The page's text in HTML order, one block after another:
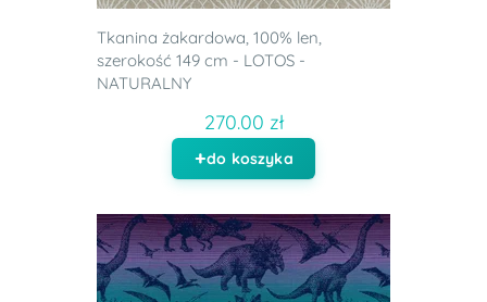
Tkanina żakardowa, 100% len,
szerokość 149 cm - LOTOS -
NATURALNY
270.00 zł
do koszyka